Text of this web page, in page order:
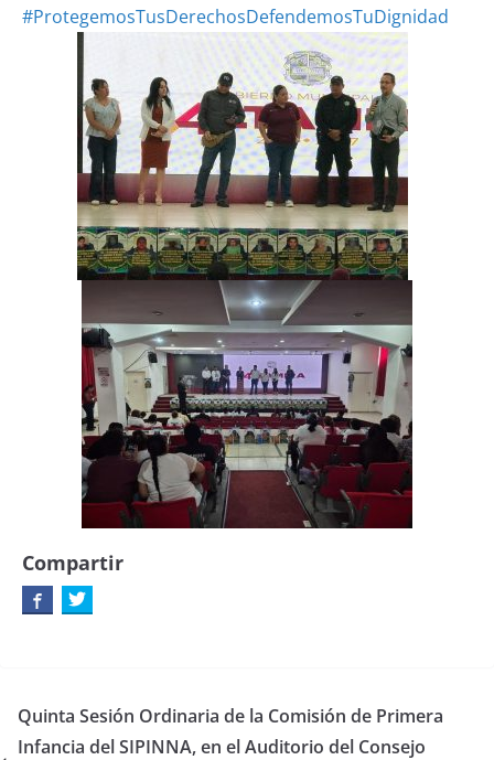
#ProtegemosTusDerechosDefendemosTuDignidad
Compartir
Quinta Sesión Ordinaria de la Comisión de Primera
Infancia del SIPINNA, en el Auditorio del Consejo